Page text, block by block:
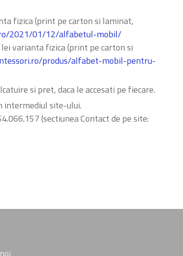
fizica (print pe carton si laminat,
2021/01/12/alfabetul-mobil/
varianta fizica (print pe carton si
produs/alfabet-mobil-pentru-
si pret, daca le accesati pe fiecare.
intermediul site-ului.
(sectiunea Contact de pe site: